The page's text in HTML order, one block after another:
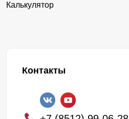
Калькулятор
Контакты